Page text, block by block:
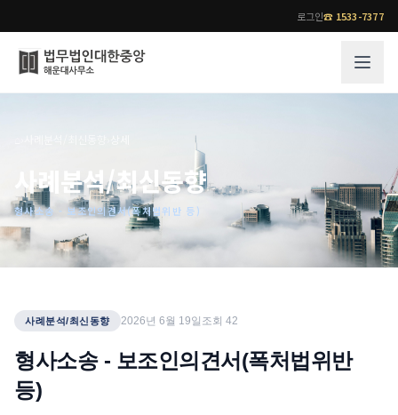
로그인☎ 1533-7377
오시는 길
통합검색
기업 인사이트
사례분석/최신동향
법률지식인
업무분야
전체
각 전문 변호사
사례분석/최신동향
형사소송 - 보조인의견서(폭처법위반 등)
사례분석/최신동향 2026년 6월 19일 조회 42
형사소송 - 보조인의견서(폭처법위반
등)